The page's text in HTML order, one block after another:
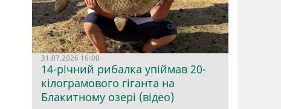
31.07.2026 16:00
14-річний рибалка упіймав 20-
кілограмового гіганта на
Блакитному озері (відео)